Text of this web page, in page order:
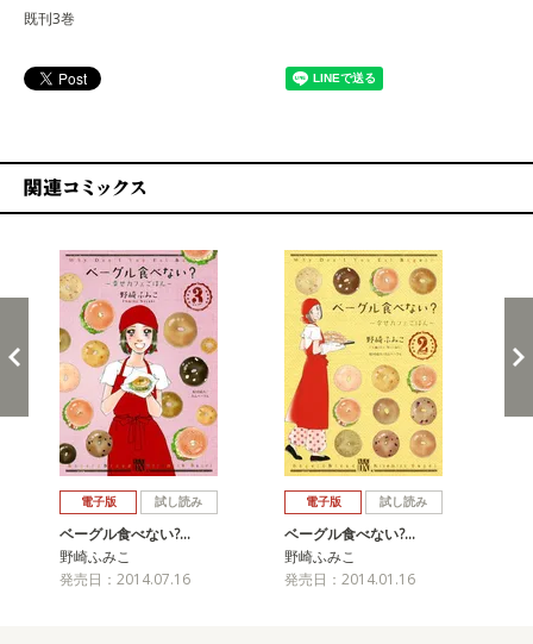
既刊3巻
電子版 試し読み
ベーグル食べない?…
野崎ふみこ
発売日：2014.07.16
電子版 試し読み
ベーグル食べない?…
野崎ふみこ
発売日：2014.01.16